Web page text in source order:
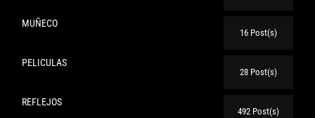
MUÑECO
16 Post(s)
PELICULAS
28 Post(s)
REFLEJOS
492 Post(s)